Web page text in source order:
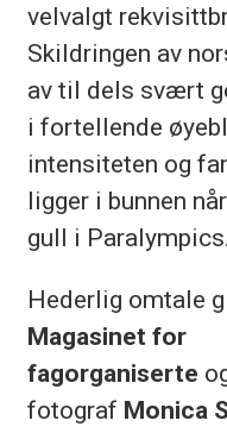
velvalgt
Skildringen av
av til dels svært
i fortellende
intensiteten og
ligger i bunnen
gull i
Hederlig omtale
Magasinet for
fagorganiserte
fotograf Monica